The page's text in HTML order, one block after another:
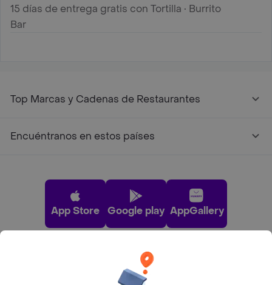
15 días de entrega gratis con Tortilla • Burrito
Bar
Top Marcas y Cadenas de Restaurantes
Encuéntranos en estos países
App Store Google play AppGallery
Pide tu comida favorita cerca de ti